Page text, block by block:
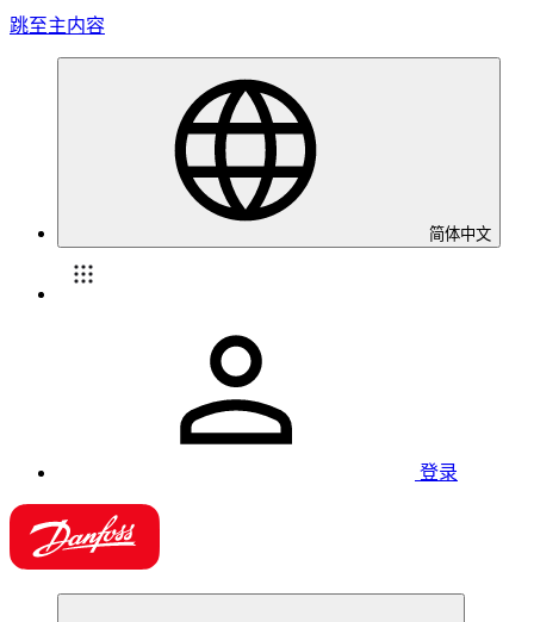
跳至主内容
简体中文
登录